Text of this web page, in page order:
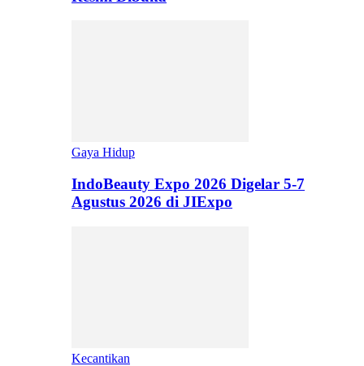
Gaya Hidup
IndoBeauty Expo 2026 Digelar 5-7
Agustus 2026 di JIExpo
Kecantikan